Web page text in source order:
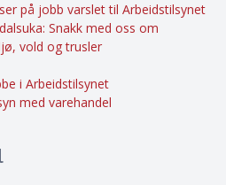
på jobb varslet til Arbeidstilsynet
Snakk med oss om
vold og trusler
i Arbeidstilsynet
med varehandel